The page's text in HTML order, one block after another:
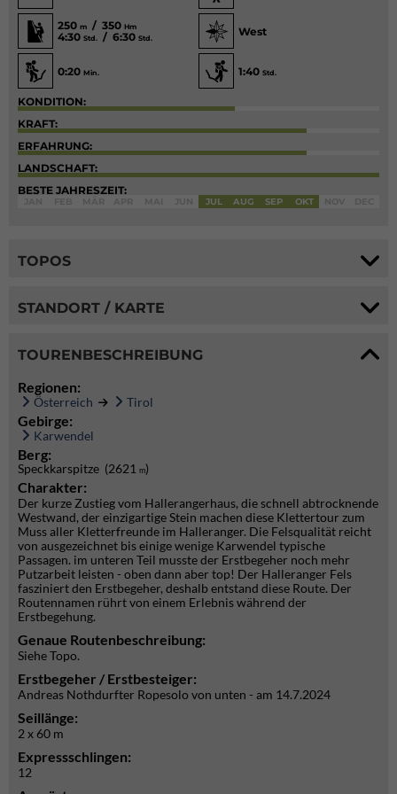
250 m / 350 Hm
4:30 Std. / 6:30 Std.
West
0:20 Min. 1:40 Std.
KONDITION:
KRAFT:
ERFAHRUNG:
LANDSCHAFT:
BESTE JAHRESZEIT:
JUL AUG SEP OKT
TOPOS
STANDORT / KARTE
TOURENBESCHREIBUNG
Regionen:
Österreich Tirol
Gebirge:
Karwendel
Berg:
Speckkarspitze (2621 m)
Charakter:
Der kurze Zustieg vom Hallerangerhaus, die schnell abtrocknende
Westwand, der einzigartige Stein machen diese Klettertour zum
Muss aller Kletterfreunde im Halleranger. Die Felsqualität reicht
von ausgezeichnet bis einige wenige Karwendel typische
Passagen. im unteren Teil musste der Erstbegeher noch mehr
Putzarbeit leisten - oben dann aber top! Der Halleranger Fels
fasziniert den Erstbegeher, deshalb entstand diese Route. Der
Routennamen rührt von einem Erlebnis während der
Erstbegehung.
Genaue Routenbeschreibung:
Siehe Topo.
Erstbegeher / Erstbesteiger:
Andreas Nothdurfter Ropesolo von unten - am 14.7.2024
Seillänge:
2 x 60 m
Expressschlingen:
12